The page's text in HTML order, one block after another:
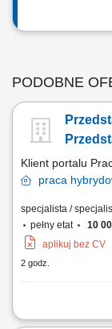
PODOBNE
Klient portalu
praca
specjalista /
pełny etat
10
aplikuj bez CV
2 godz.
Doradzanie